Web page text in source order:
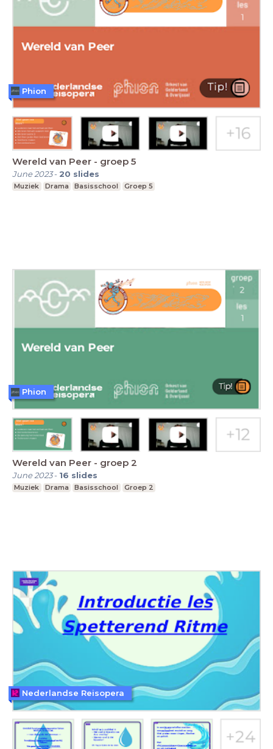
Wereld van Peer - groep 5
June 2023- 20 slides
Muziek Drama Basisschool Groep 5
Phion
Wereld van Peer - groep 2
June 2023- 16 slides
Muziek Drama Basisschool Groep 2
Phion
Nederlandse Reisopera